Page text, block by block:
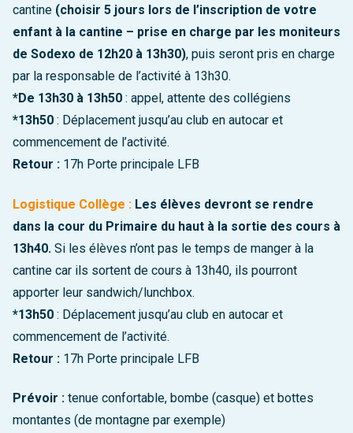
cantine (choisir 5 jours lors de l’inscription de votre
enfant à la cantine – prise en charge par les moniteurs
de Sodexo de 12h20 à 13h30), puis seront pris en charge
par la responsable de l’activité à 13h30.
*De 13h30 à 13h50 : appel, attente des collégiens
*13h50 : Déplacement jusqu’au club en autocar et
commencement de l’activité.
Retour : 17h Porte principale LFB
Logistique Collège : Les élèves devront se rendre
dans la cour du Primaire du haut à la sortie des cours à
13h40. Si les élèves n’ont pas le temps de manger à la
cantine car ils sortent de cours à 13h40, ils pourront
apporter leur sandwich/lunchbox.
*13h50 : Déplacement jusqu’au club en autocar et
commencement de l’activité.
Retour : 17h Porte principale LFB
Prévoir : tenue confortable, bombe (casque) et bottes
montantes (de montagne par exemple)